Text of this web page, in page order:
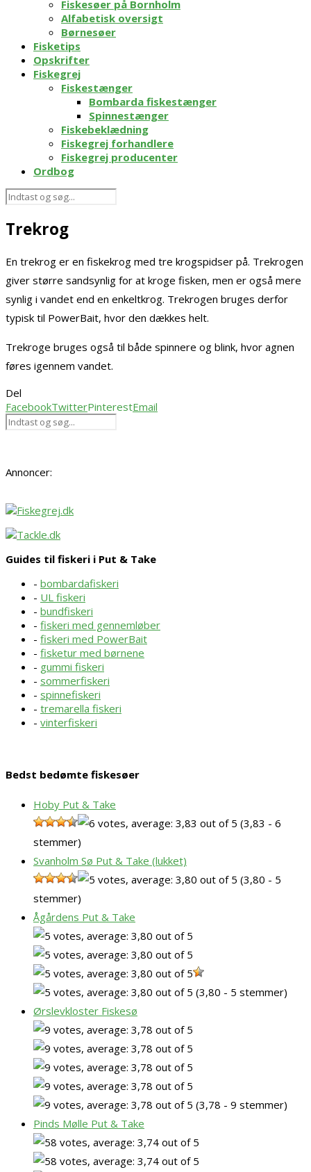
Fiskesøer på Bornholm
Alfabetisk oversigt
Børnesøer
Fisketips
Opskrifter
Fiskegrej
Fiskestænger
Bombarda fiskestænger
Spinnestænger
Fiskebeklædning
Fiskegrej forhandlere
Fiskegrej producenter
Ordbog
Trekrog
En trekrog er en fiskekrog med tre krogspidser på. Trekrogen
giver større sandsynlig for at kroge fisken, men er også mere
synlig i vandet end en enkeltkrog. Trekrogen bruges derfor
typisk til PowerBait, hvor den dækkes helt.
Trekroge bruges også til både spinnere og blink, hvor agnen
føres igennem vandet.
Del
FacebookTwitterPinterestEmail
Annoncer:
Guides til fiskeri i Put & Take
- bombardafiskeri
- UL fiskeri
- bundfiskeri
- fiskeri med gennemløber
- fiskeri med PowerBait
- fisketur med børnene
- gummi fiskeri
- sommerfiskeri
- spinnefiskeri
- tremarella fiskeri
- vinterfiskeri
Bedst bedømte fiskesøer
Hoby Put & Take
(3,83 - 6
stemmer)
Svanholm Sø Put & Take (lukket)
(3,80 - 5
stemmer)
Ågårdens Put & Take
(3,80 - 5 stemmer)
Ørslevkloster Fiskesø
(3,78 - 9 stemmer)
Pinds Mølle Put & Take